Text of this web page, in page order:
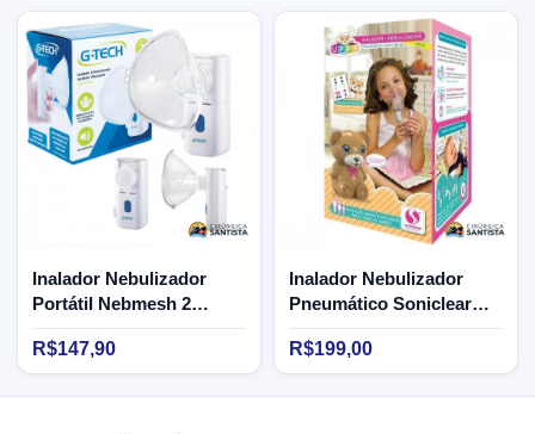
Inalador Nebulizador
Portátil Nebmesh 2
Ultrassônico G-TECH
R$147,90
Inalador Nebulizador
Pneumático Soniclear
Ursinho UPPY
R$199,00